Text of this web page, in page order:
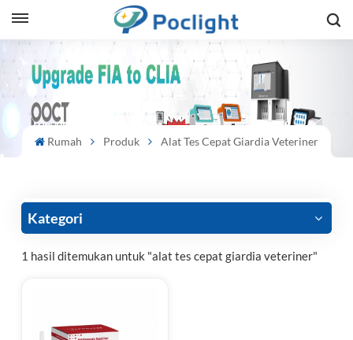
Rumah Produk Alat Tes Cepat Giardia Veteriner
Kategori
1 hasil ditemukan untuk "alat tes cepat giardia veteriner"